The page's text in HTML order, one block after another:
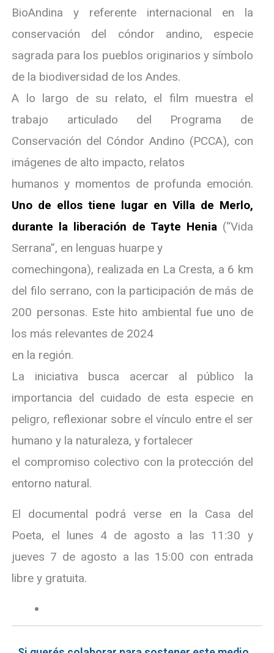
BioAndina y referente internacional en la
conservación del cóndor andino, especie
sagrada para los pueblos originarios y símbolo
de la biodiversidad de los Andes.
A lo largo de su relato, el film muestra el
trabajo articulado del Programa de
Conservación del Cóndor Andino (PCCA), con
imágenes de alto impacto, relatos
humanos y momentos de profunda emoción.
Uno de ellos tiene lugar en Villa de Merlo,
durante la liberación de Tayte Henia(“Vida
Serrana”, en lenguas huarpe y
comechingona), realizada en La Cresta, a 6 km
del filo serrano, con la participación de más de
200 personas. Este hito ambiental fue uno de
los más relevantes de 2024
en la región.
La iniciativa busca acercar al público la
importancia del cuidado de esta especie en
peligro, reflexionar sobre el vínculo entre el ser
humano y la naturaleza, y fortalecer
el compromiso colectivo con la protección del
entorno natural.
El documental podrá verse en la Casa del
Poeta, el lunes 4 de agosto a las 11:30 y
jueves 7 de agosto a las 15:00 con entrada
libre y gratuita.